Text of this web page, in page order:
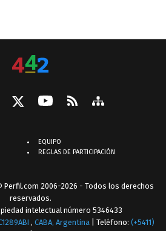
EQUIPO
REGLAS DE PARTICIPACIÓN
Perfil.com 2006-2026 - Todos los derechos
reservados.
intelectual número 5346433
, CABA, Argentina | Teléfono: (+5411)